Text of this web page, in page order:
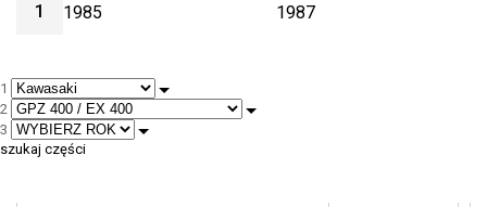
1
2
3
szukaj części
1 1985 1987